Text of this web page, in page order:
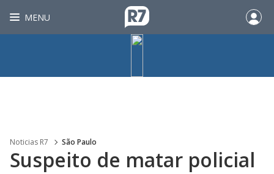
MENU
Noticias R7 São Paulo
Suspeito de matar policial